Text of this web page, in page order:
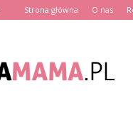
Strona główna O nas